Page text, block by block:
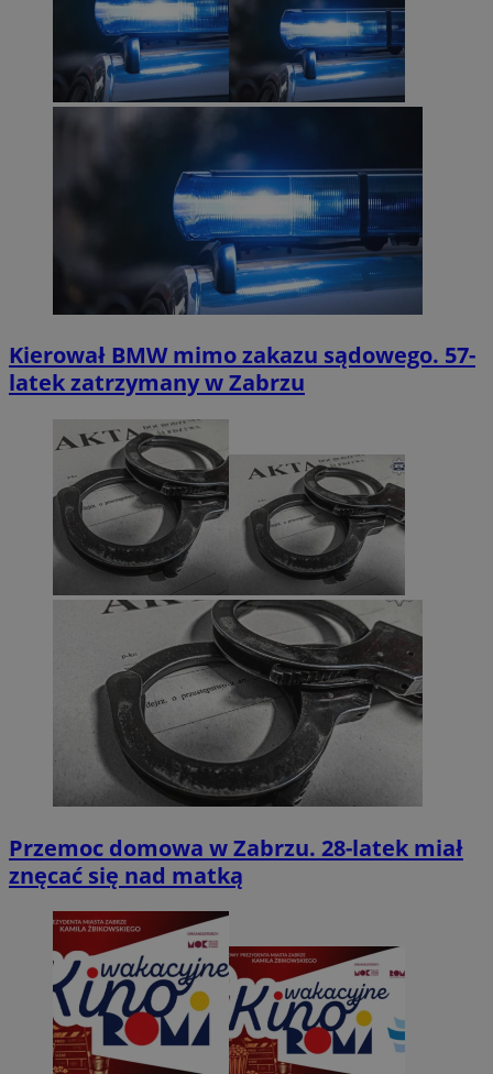
Kierował BMW mimo zakazu sądowego. 57-
latek zatrzymany w Zabrzu
Przemoc domowa w Zabrzu. 28-latek miał
znęcać się nad matką